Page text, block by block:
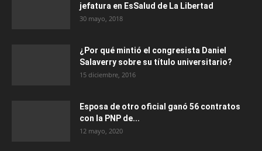
jefatura en EsSalud de La Libertad
30 mayo, 2018
¿Por qué mintió el congresista Daniel
Salaverry sobre su título universitario?
15 diciembre, 2016
Esposa de otro oficial ganó 56 contratos
con la PNP de...
12 mayo, 2020